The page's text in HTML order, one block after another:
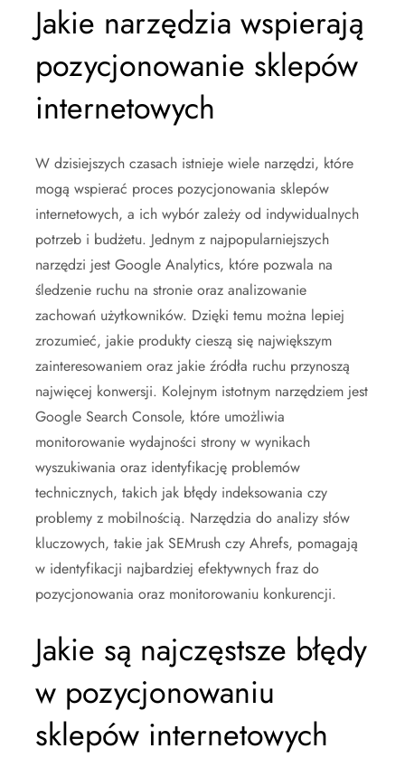
Jakie narzędzia wspierają
pozycjonowanie sklepów
internetowych
W dzisiejszych czasach istnieje wiele narzędzi, które
mogą wspierać proces pozycjonowania sklepów
internetowych, a ich wybór zależy od indywidualnych
potrzeb i budżetu. Jednym z najpopularniejszych
narzędzi jest Google Analytics, które pozwala na
śledzenie ruchu na stronie oraz analizowanie
zachowań użytkowników. Dzięki temu można lepiej
zrozumieć, jakie produkty cieszą się największym
zainteresowaniem oraz jakie źródła ruchu przynoszą
najwięcej konwersji. Kolejnym istotnym narzędziem jest
Google Search Console, które umożliwia
monitorowanie wydajności strony w wynikach
wyszukiwania oraz identyfikację problemów
technicznych, takich jak błędy indeksowania czy
problemy z mobilnością. Narzędzia do analizy słów
kluczowych, takie jak SEMrush czy Ahrefs, pomagają
w identyfikacji najbardziej efektywnych fraz do
pozycjonowania oraz monitorowaniu konkurencji.
Jakie są najczęstsze błędy
w pozycjonowaniu
sklepów internetowych